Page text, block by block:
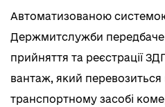
Автоматизованою
Держмитслужби
прийняття та реєстрації
вантаж, який
транспортному засобі